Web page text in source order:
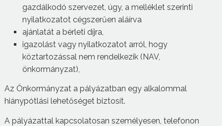
gazdálkodó szervezet, úgy, a melléklet szerinti
nyilatkozatot cégszerűen aláírva
ajánlatát a bérleti díjra,
igazolást vagy nyilatkozatot arról, hogy
köztartozással nem rendelkezik (NAV,
önkormányzat),
Az Önkormányzat a pályázatban egy alkalommal
hiánypótlási lehetőséget biztosít.
A pályázattal kapcsolatosan személyesen, telefonon